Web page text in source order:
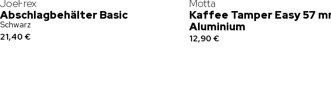
JoeFrex
Abschlagbehälter Basic
Schwarz
21,40 €
Motta
Kaffee Tamper Easy 57
Aluminium
12,90 €